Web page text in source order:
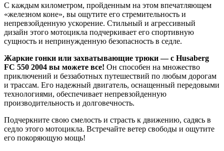
С каждым километром, пройденным на этом впечатляющем
«железном коне», вы ощутите его стремительность и
непревзойденную ускорение. Стильный и агрессивный
дизайн этого мотоцикла подчеркивает его спортивную
сущность и непринужденную безопасность в седле.
Жаркие гонки или захватывающие трюки — с Husaberg
FC 550 2004 вы можете все! Он способен на множество
приключений и беззаботных путешествий по любым дорогам
и трассам. Его надежный двигатель, оснащенный передовыми
технологиями, обеспечивает непревзойденную
производительность и долговечность.
Подчеркните свою смелость и страсть к движению, садясь в
седло этого мотоцикла. Встречайте ветер свободы и ощутите
его покоряющую мощь!